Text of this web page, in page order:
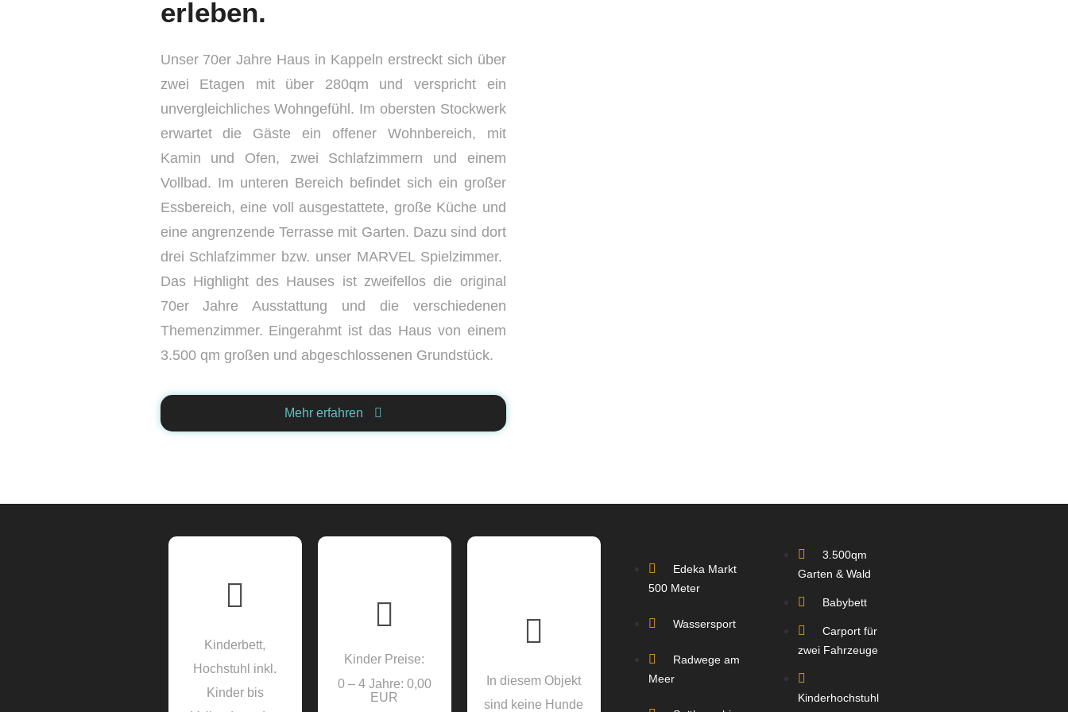
erleben.
Unser 70er Jahre Haus in Kappeln erstreckt sich über
zwei Etagen mit über 280qm und verspricht ein
unvergleichliches Wohngefühl. Im obersten Stockwerk
erwartet die Gäste ein offener Wohnbereich, mit
Kamin und Ofen, zwei Schlafzimmern und einem
Vollbad. Im unteren Bereich befindet sich ein großer
Essbereich, eine voll ausgestattete, große Küche und
eine angrenzende Terrasse mit Garten. Dazu sind dort
drei Schlafzimmer bzw. unser MARVEL Spielzimmer.
Das Highlight des Hauses ist zweifellos die original
70er Jahre Ausstattung und die verschiedenen
Themenzimmer. Eingerahmt ist das Haus von einem
3.500 qm großen und abgeschlossenen Grundstück.
Mehr erfahren
Kinderbett,
Hochstuhl inkl.
Kinder bis
Kinder Preise:
0 – 4 Jahre: 0,00
EUR
In diesem Objekt
sind keine Hunde
Edeka Markt
500 Meter
Wassersport
Radwege am
Meer
3.500qm
Garten & Wald
Babybett
Carport für
zwei Fahrzeuge
Kinderhochstuhl